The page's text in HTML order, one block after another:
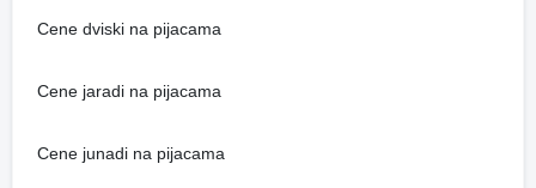
Cene dviski na pijacama
Cene jaradi na pijacama
Cene junadi na pijacama